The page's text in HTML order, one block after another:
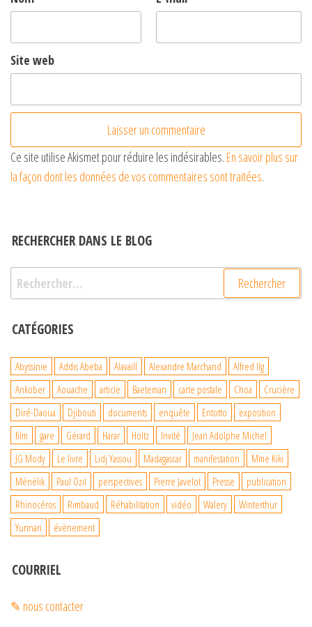
Site web
Ce site utilise Akismet pour réduire les indésirables. En savoir plus sur
la façon dont les données de vos commentaires sont traitées.
RECHERCHER DANS LE BLOG
Rechercher :
CATÉGORIES
Abyssinie Addis Abeba Alavaill Alexandre Marchand
Alfred Ilg
Ankober
Aouache article Baeteman carte postale Choa
Crucière
Diré-Daoua
Djibouti documents enquête Entotto
exposition
film
gare Gérard Harar Holtz Invité
Jean Adolphe Michel
JG Mody
Le livre Lidj Yassou Madagascar manifestation
Mme Kiki
Ménélik
Paul Ozil perspectives Pierre Javelot Presse
publication
Rhinocéros
Rimbaud Réhabilitation vidéo Walery
Winterthur
Yunnan
évènement
COURRIEL
✎ nous contacter